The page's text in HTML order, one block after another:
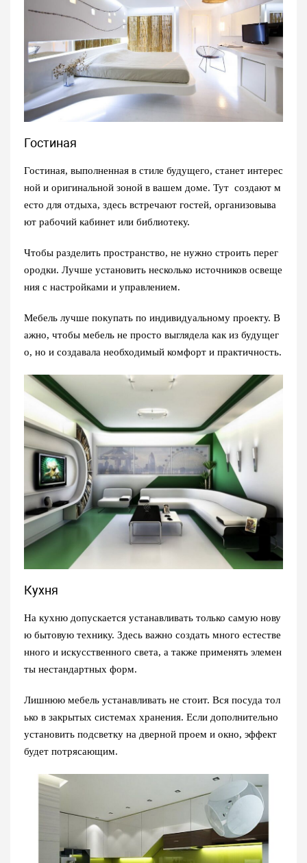
Гостиная
Гостиная, выполненная в стиле будущего, станет интерес
ной и оригинальной зоной в вашем доме. Тут создают м
есто для отдыха, здесь встречают гостей, организовыва
ют рабочий кабинет или библиотеку.
Чтобы разделить пространство, не нужно строить перег
ородки. Лучше установить несколько источников освеще
ния с настройками и управлением.
Мебель лучше покупать по индивидуальному проекту. В
ажно, чтобы мебель не просто выглядела как из будущег
о, но и создавала необходимый комфорт и практичность.
Кухня
На кухню допускается устанавливать только самую нову
ю бытовую технику. Здесь важно создать много естестве
нного и искусственного света, а также применять элемен
ты нестандартных форм.
Лишнюю мебель устанавливать не стоит. Вся посуда тол
ько в закрытых системах хранения. Если дополнительно
установить подсветку на дверной проем и окно, эффект
будет потрясающим.